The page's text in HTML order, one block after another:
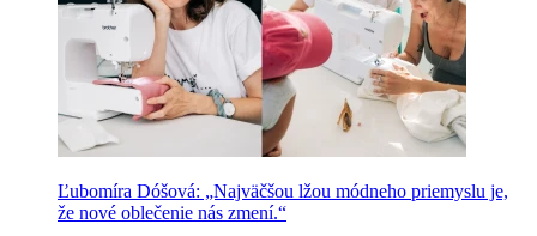
Ľubomíra Dóšová: „Najväčšou lžou módneho priemyslu je,
že nové oblečenie nás zmení.“